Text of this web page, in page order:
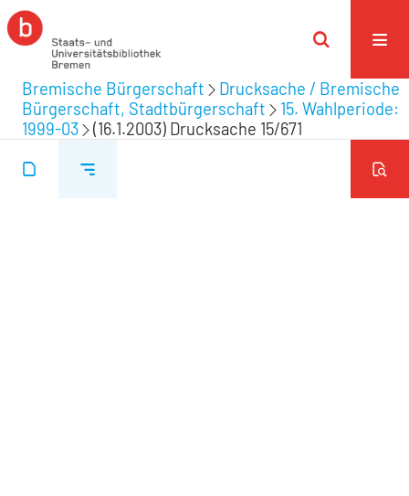
Bremische Bürgerschaft
Drucksache / Bremische
Bürgerschaft, Stadtbürgerschaft
15. Wahlperiode:
1999-03
(16.1.2003) Drucksache 15/671